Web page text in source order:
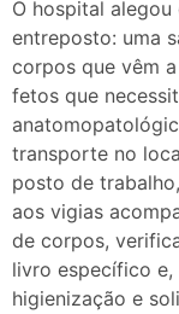
O hospital alegou
entreposto: uma
corpos que vêm
fetos que
transporte no
posto de
aos vigias
de corpos,
livro específico
higienização e